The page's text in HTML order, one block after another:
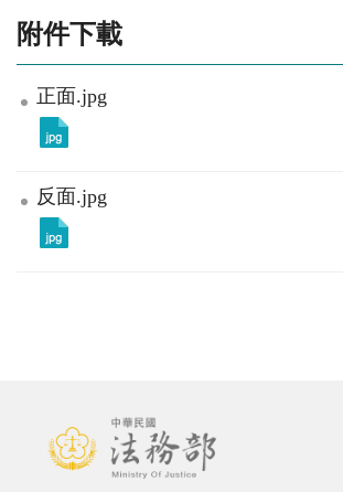
附件下載
正面.jpg
反面.jpg